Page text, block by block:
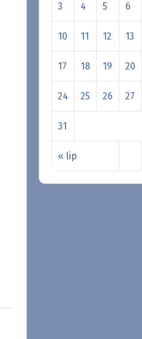
« lip
3 4 5 6
10 11 12 13
17 18 19 20
24 25 26 27
31